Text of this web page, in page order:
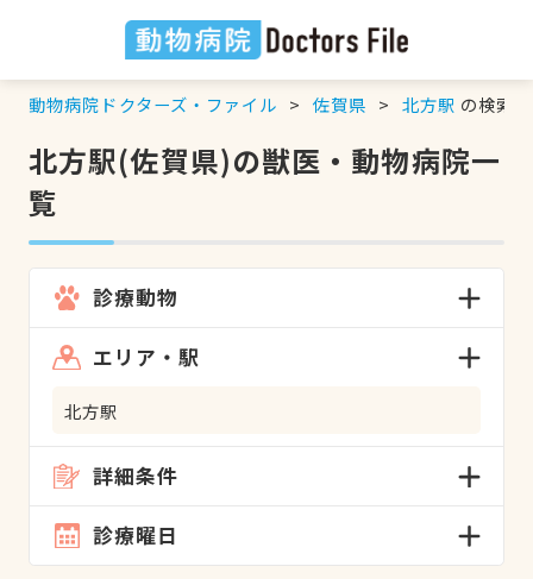
動物病院ドクターズ・ファイル 佐賀県 北方駅 の検索
北方駅(佐賀県)の獣医・動物病院一
覧
診療動物
エリア・駅
北方駅
詳細条件
診療曜日